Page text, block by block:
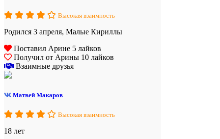
Высокая взаимность
Родился 3 апреля, Малые Кириллы
Поставил Арине 5 лайков
Получил от Арины 10 лайков
Взаимные друзья
Матвей Макаров
Высокая взаимность
18 лет